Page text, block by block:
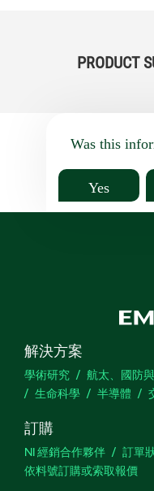
PRODUCT
Was this
Yes
解決方案
學術研究 航太、國防
生命科學
半導體
訂購
NI 經銷合作夥伴 訂單
依料號訂購或索取報價